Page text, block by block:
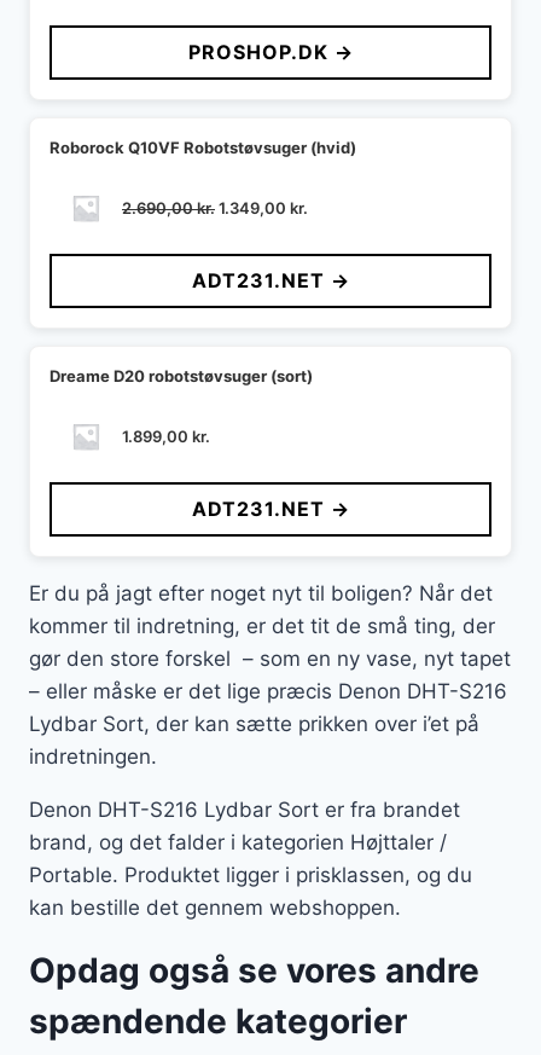
PROSHOP.DK →
Roborock Q10VF Robotstøvsuger (hvid)
2.690,00kr.Den
pris
var:
2.690,00 kr..
1.349,00 kr.
pris
er:
1.349,00 kr..
ADT231.NET →
Dreame D20 robotstøvsuger (sort)
1.899,00 kr.
ADT231.NET →
Er du på jagt efter noget nyt til boligen? Når det
kommer til indretning, er det tit de små ting, der
gør den store forskel – som en ny vase, nyt tapet
– eller måske er det lige præcis Denon DHT-S216
Lydbar Sort, der kan sætte prikken over i’et på
indretningen.
Denon DHT-S216 Lydbar Sort er fra brandet
brand, og det falder i kategorien Højttaler /
Portable. Produktet ligger i prisklassen, og du
kan bestille det gennem webshoppen.
Opdag også se vores andre
spændende kategorier